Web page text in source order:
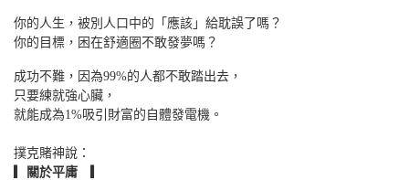
你的人生，被別人口中的「應該」給耽誤了嗎？
你的目標，困在舒適圈不敢發夢嗎？
成功不難，因為99%的人都不敢踏出去，
只要練就強心臟，
就能成為1%吸引財富的自體發電機。
撲克賭神說：
▎關於平庸 ▎